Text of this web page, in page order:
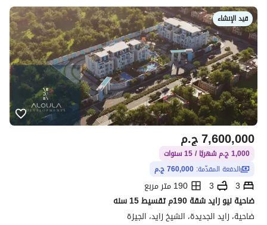
قيد الإنشاء
ج.م7,600,000
1,000 ج.م شهريًا / 15 سنوات
الدفعة المقدّمة: 760,000 ج.م
3
3
190 متر مربع
ضاحية نيو زايد شقة 190م تقسيط 15 سنه
ضاحية، زايد الجديدة، الشيخ زايد، الجيزة